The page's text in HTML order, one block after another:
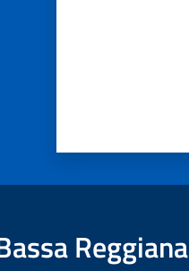
Reggiana